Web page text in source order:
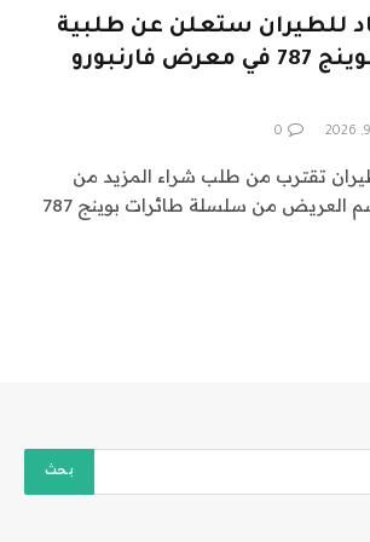
للطيران ستعلن عن طلبية
لشراء طائرة بوينج 787 في معرض فارنبورو
0
تقترب من طلب شراء المزيد من
الطائرات ذات الجسم العريض من سلسلة طائرات بوينج 787